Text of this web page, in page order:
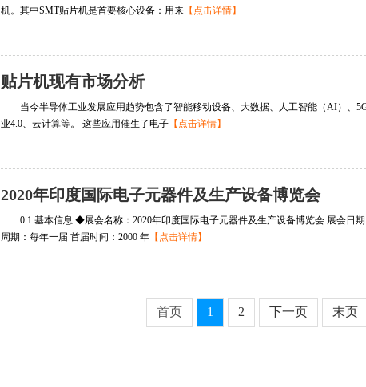
机。其中SMT贴片机是首要核心设备：用来 【点击详情】
贴片机现有市场分析
当今半导体工业发展应用趋势包含了智能移动设备、大数据、人工智能（AI）、
业4.0、云计算等。 这些应用催生了电子 【点击详情】
2020年印度国际电子元器件及生产设备博览会
0 1 基本信息 ◆展会名称：2020年印度国际电子元器件及生产设备博览会 展会日
周期：每年一届 首届时间：2000 年 【点击详情】
首页 1 2 下一页 末页